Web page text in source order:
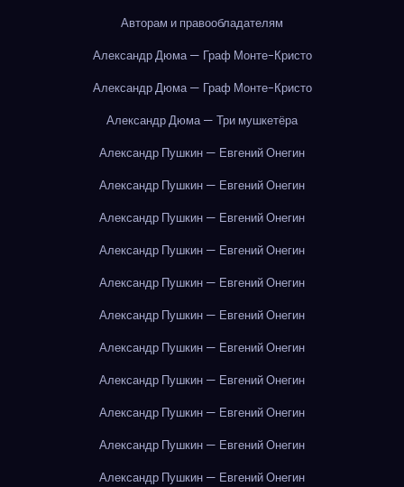
Авторам и правообладателям
Александр Дюма — Граф Монте-Кристо
Александр Дюма — Граф Монте-Кристо
Александр Дюма — Три мушкетёра
Александр Пушкин — Евгений Онегин
Александр Пушкин — Евгений Онегин
Александр Пушкин — Евгений Онегин
Александр Пушкин — Евгений Онегин
Александр Пушкин — Евгений Онегин
Александр Пушкин — Евгений Онегин
Александр Пушкин — Евгений Онегин
Александр Пушкин — Евгений Онегин
Александр Пушкин — Евгений Онегин
Александр Пушкин — Евгений Онегин
Александр Пушкин — Евгений Онегин